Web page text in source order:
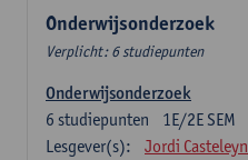
Onderwijsonderzoek
Verplicht: 6 studiepunten
Onderwijsonderzoek
1E/2E SEM
6 studiepunten
Lesgever(s):
Jordi Casteleyn